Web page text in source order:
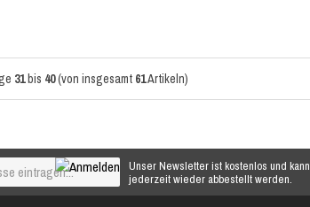
31bis 40(von insgesamt 61Artikeln)
Unser Newsletter ist kostenlos und kann
jederzeit wieder abbestellt werden.